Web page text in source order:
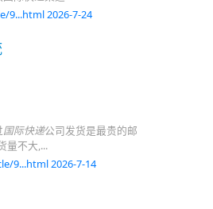
9...html 2026-7-24
国际快递公司发货是最贵的邮
量不大,...
9...html 2026-7-14